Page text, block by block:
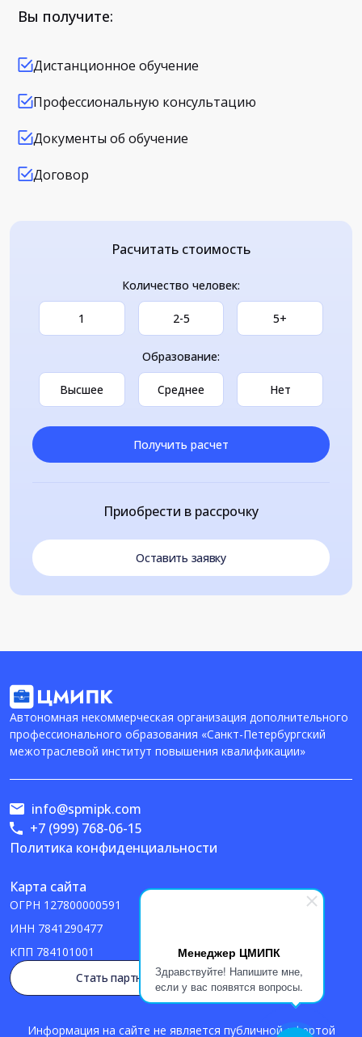
Менеджер ЦМИПК
Здравствуйте! Напишите мне,
если у вас появятся вопросы.
Вы получите:
Дистанционное обучение
Профессиональную консультацию
Документы об обучение
Договор
Расчитать стоимость
Количество человек:
1 2-5 5+
Образование:
Высшее Среднее Нет
Получить расчет
Приобрести в рассрочку
Оставить заявку
Автономная некоммерческая организация дополнительного
профессионального образования «Санкт-Петербургский
межотраслевой институт повышения квалификации»
Политика конфиденциальности
Карта сайта
ОГРН 127800000591
ИНН 7841290477
КПП 784101001
info@spmipk.com
+7 (999) 768-06-15
Стать партнером
Информация на сайте не является публичной офертой